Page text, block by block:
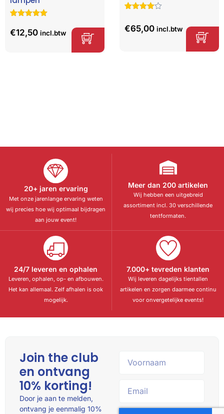
5.00op 5
gebaseerd
€12,50 incl.btw
5
€65,00 incl.btw
20+ jaren ervaring
Met onze jarenlange ervaring weten
wij precies hoe wij optimaal bijdragen
aan jouw event!
Meer dan 200 artikelen
Wij hebben een uitgebreid
assortiment incl. 30 verschillende
tentformaten.
24/7 leveren en ophalen
Leveren, ophalen, op- en afbouwen.
Het kan allemaal. Zelf afhalen is ook
mogelijk.
7.000+ tevreden klanten
Wij leveren dagelijks tientallen
artikelen en zorgen daarmee continu
voor onvergetelijke events!
Join the club
en ontvang
10% korting!
Door je aan te melden,
ontvang je eenmalig 10%